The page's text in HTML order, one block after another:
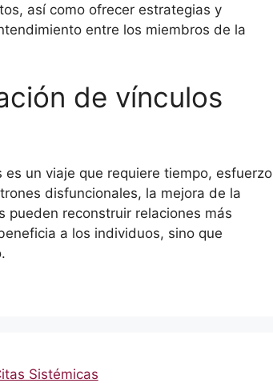
así como ofrecer estrategias y
entre los miembros de la
de vínculos
un viaje que requiere tiempo, esfuerzo
disfuncionales, la mejora de la
pueden reconstruir relaciones más
a los individuos, sino que
Sistémicas